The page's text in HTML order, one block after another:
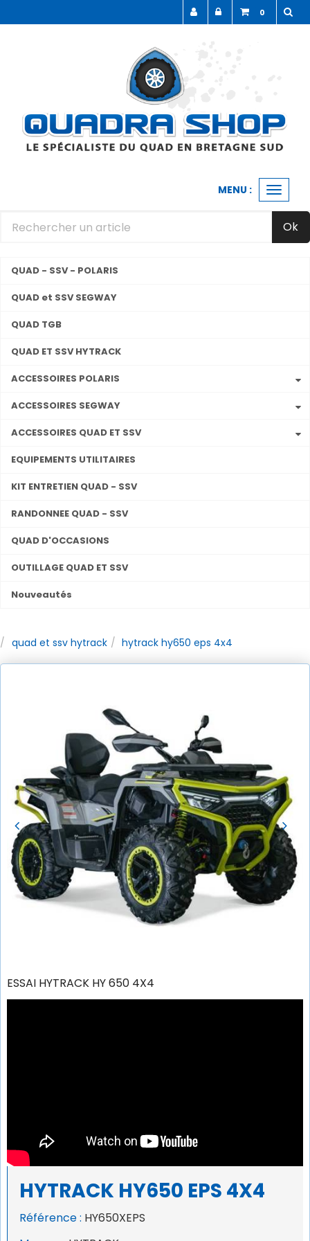
Ouvrir
le
menu
MENU :
Ok
QUAD - SSV - POLARIS
QUAD et SSV SEGWAY
QUAD TGB
QUAD ET SSV HYTRACK
ACCESSOIRES POLARIS
ACCESSOIRES SEGWAY
ACCESSOIRES QUAD ET SSV
EQUIPEMENTS UTILITAIRES
KIT ENTRETIEN QUAD - SSV
RANDONNEE QUAD - SSV
QUAD D'OCCASIONS
OUTILLAGE QUAD ET SSV
Nouveautés
quad et ssv hytrack hytrack hy650 eps 4x4
ESSAI HYTRACK HY 650 4X4
HYTRACK HY650 EPS 4X4
Référence : HY650XEPS
0